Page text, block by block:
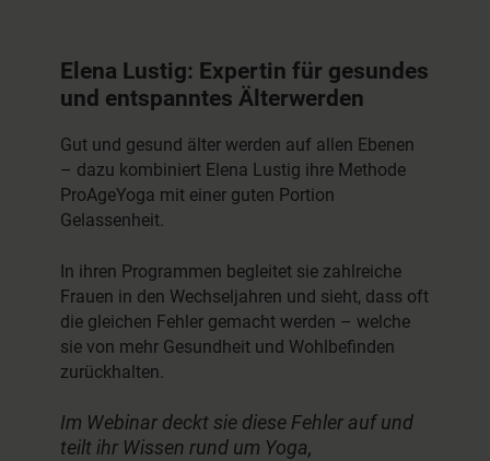
Elena Lustig: Expertin für gesundes
und entspanntes Älterwerden
Gut und gesund älter werden auf allen Ebenen
– dazu kombiniert Elena Lustig ihre Methode
ProAgeYoga mit einer guten Portion
Gelassenheit.
In ihren Programmen begleitet sie zahlreiche
Frauen in den Wechseljahren und sieht, dass oft
die gleichen Fehler gemacht werden – welche
sie von mehr Gesundheit und Wohlbefinden
zurückhalten.
Im Webinar deckt sie diese Fehler auf und
teilt ihr Wissen rund um Yoga,